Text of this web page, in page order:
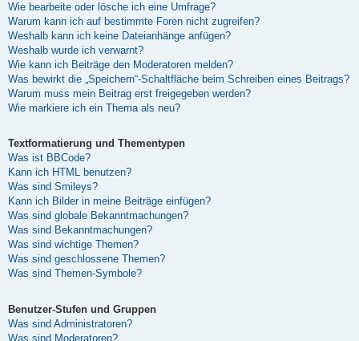
Wie bearbeite oder lösche ich eine Umfrage?
Warum kann ich auf bestimmte Foren nicht zugreifen?
Weshalb kann ich keine Dateianhänge anfügen?
Weshalb wurde ich verwarnt?
Wie kann ich Beiträge den Moderatoren melden?
Was bewirkt die „Speichern“-Schaltfläche beim Schreiben eines Beitrags?
Warum muss mein Beitrag erst freigegeben werden?
Wie markiere ich ein Thema als neu?
Textformatierung und Thementypen
Was ist BBCode?
Kann ich HTML benutzen?
Was sind Smileys?
Kann ich Bilder in meine Beiträge einfügen?
Was sind globale Bekanntmachungen?
Was sind Bekanntmachungen?
Was sind wichtige Themen?
Was sind geschlossene Themen?
Was sind Themen-Symbole?
Benutzer-Stufen und Gruppen
Was sind Administratoren?
Was sind Moderatoren?